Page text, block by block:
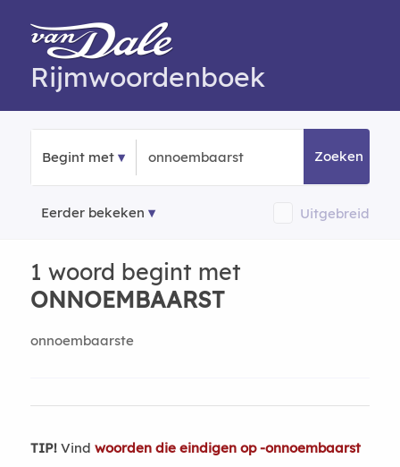
Rijmwoordenboek
Begint met Zoeken
Eerder bekeken Uitgebreid
1 woord begint met
ONNOEMBAARST
onnoembaarste
TIP!Vind woorden die eindigen op -onnoembaarst